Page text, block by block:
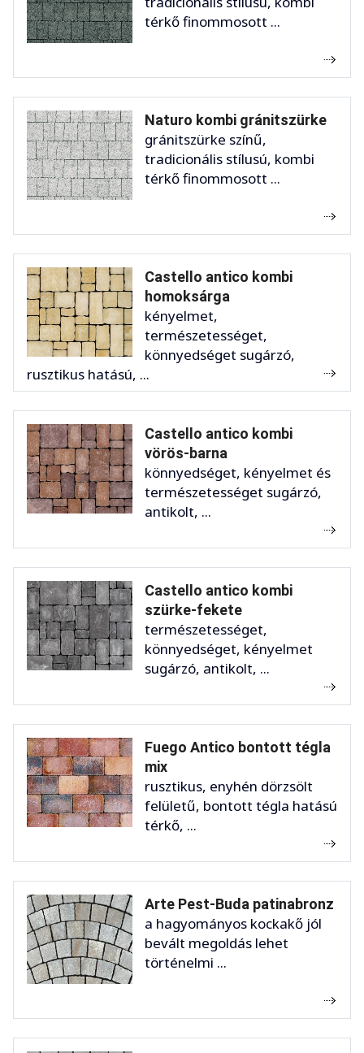
térkő finommosott ...
Naturo kombi gránitszürke
gránitszürke színű,
tradicionális stílusú, kombi
térkő finommosott ...
Castello antico kombi
homoksárga
kényelmet,
természetességet,
könnyedséget sugárzó,
rusztikus hatású, ...
Castello antico kombi
vörös-barna
könnyedséget, kényelmet és
természetességet sugárzó,
antikolt, ...
Castello antico kombi
szürke-fekete
természetességet,
könnyedséget, kényelmet
sugárzó, antikolt, ...
Fuego Antico bontott tégla
mix
rusztikus, enyhén dörzsölt
felületű, bontott tégla hatású
térkő, ...
Arte Pest-Buda patinabronz
a hagyományos kockakő jól
bevált megoldás lehet
történelmi ...